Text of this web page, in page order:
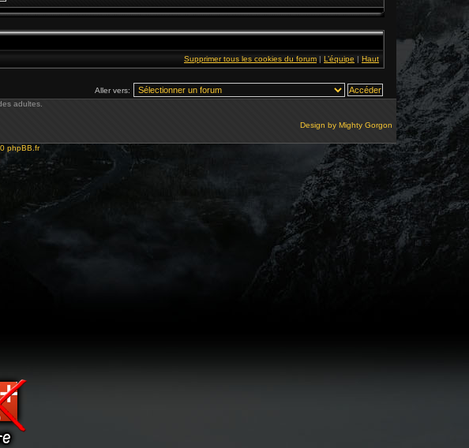
Supprimer tous les cookies du forum | L’équipe | Haut
Aller vers:
adultes.
Design by Mighty Gorgon
phpBB.fr